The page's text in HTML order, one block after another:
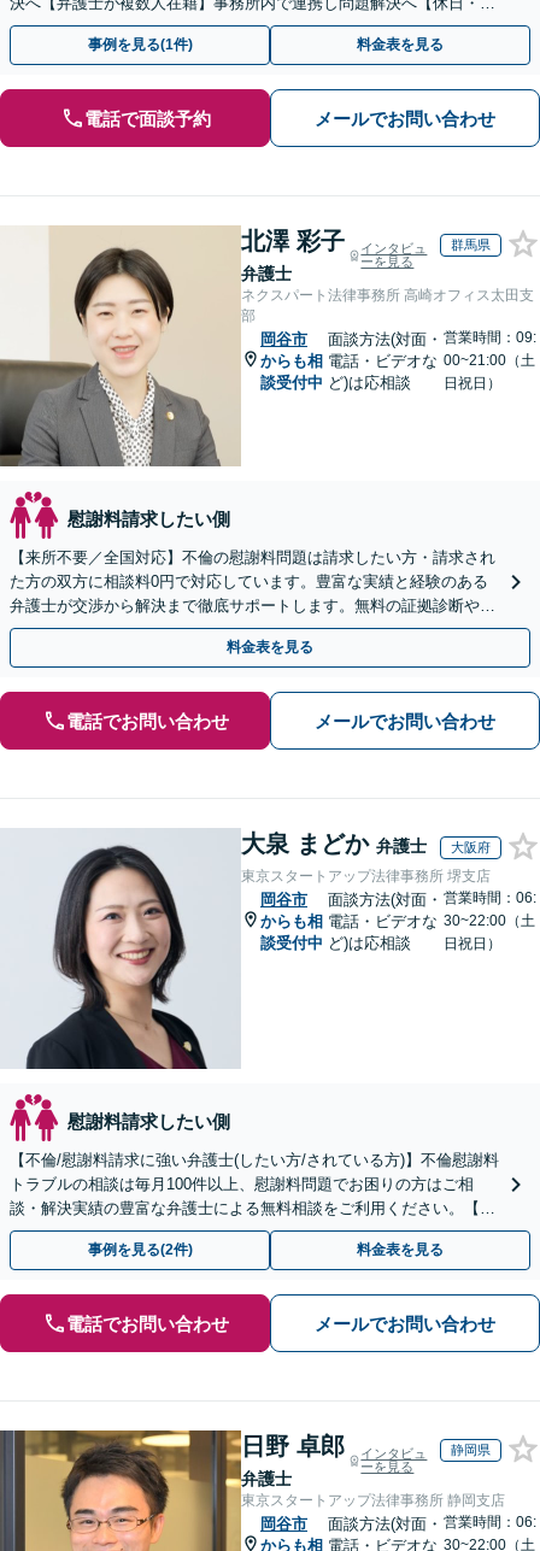
間面談可】【子連れ相談可】【虎ノ門駅1分】
事例を見る(1件) 料金表を見る
電話で面談予約 メールでお問い合わせ
北澤 彩子
弁護士
インタビュ
ーを見る
群馬県
ネクスパート法律事務所 高崎オフィス太田支
部
岡谷市
からも相
談受付中
面談方法(対面・
電話・ビデオな
ど)は応相談
営業時間：09:
00~21:00（土
日祝日）
慰謝料請求したい側
【来所不要／全国対応】不倫の慰謝料問題は請求したい方・請求され
た方の双方に相談料0円で対応しています。豊富な実績と経験のある
弁護士が交渉から解決まで徹底サポートします。無料の証拠診断や着
手金の返還保証もありますので安心してご相談ください。
料金表を見る
電話でお問い合わせ メールでお問い合わせ
大泉 まどか 弁護士 大阪府
東京スタートアップ法律事務所 堺支店
岡谷市
からも相
談受付中
面談方法(対面・
電話・ビデオな
ど)は応相談
営業時間：06:
30~22:00（土
日祝日）
慰謝料請求したい側
【不倫/慰謝料請求に強い弁護士(したい方/されている方)】不倫慰謝料
トラブルの相談は毎月100件以上、慰謝料問題でお困りの方はご相
談・解決実績の豊富な弁護士による無料相談をご利用ください。【不
倫相談は初回0円】【全国対応】
事例を見る(2件) 料金表を見る
電話でお問い合わせ メールでお問い合わせ
日野 卓郎
弁護士
インタビュ
ーを見る
静岡県
東京スタートアップ法律事務所 静岡支店
岡谷市
からも相
面談方法(対面・
電話・ビデオな
営業時間：06:
30~22:00（土